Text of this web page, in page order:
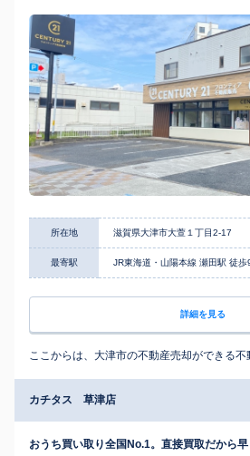
所在地 滋賀県大津市大萱１丁目2-17
最寄駅 JR東海道・山陽本線 瀬田駅 徒歩
詳細を見る
ここからは、大津市の不動産売却ができる不
カチタス 草津店
おうち買い取り全国No.1。直接買取だから早